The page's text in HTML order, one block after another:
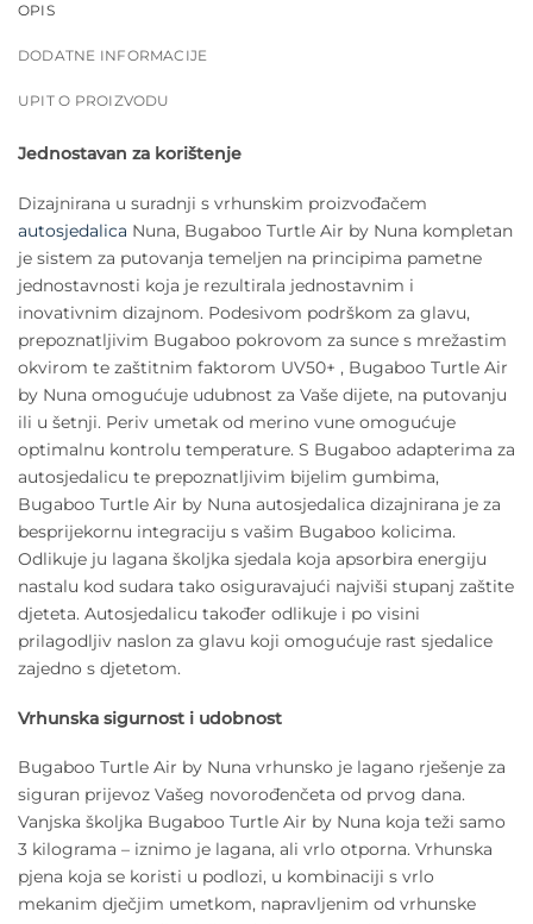
OPIS
DODATNE INFORMACIJE
UPIT O PROIZVODU
Jednostavan za korištenje
Dizajnirana u suradnji s vrhunskim proizvođačem
autosjedalica Nuna, Bugaboo Turtle Air by Nuna kompletan
je sistem za putovanja temeljen na principima pametne
jednostavnosti koja je rezultirala jednostavnim i
inovativnim dizajnom. Podesivom podrškom za glavu,
prepoznatljivim Bugaboo pokrovom za sunce s mrežastim
okvirom te zaštitnim faktorom UV50+ , Bugaboo Turtle Air
by Nuna omogućuje udubnost za Vaše dijete, na putovanju
ili u šetnji. Periv umetak od merino vune omogućuje
optimalnu kontrolu temperature. S Bugaboo adapterima za
autosjedalicu te prepoznatljivim bijelim gumbima,
Bugaboo Turtle Air by Nuna autosjedalica dizajnirana je za
besprijekornu integraciju s vašim Bugaboo kolicima.
Odlikuje ju lagana školjka sjedala koja apsorbira energiju
nastalu kod sudara tako osiguravajući najviši stupanj zaštite
djeteta. Autosjedalicu također odlikuje i po visini
prilagodljiv naslon za glavu koji omogućuje rast sjedalice
zajedno s djetetom.
Vrhunska sigurnost i udobnost
Bugaboo Turtle Air by Nuna vrhunsko je lagano rješenje za
siguran prijevoz Vašeg novorođenčeta od prvog dana.
Vanjska školjka Bugaboo Turtle Air by Nuna koja teži samo
3 kilograma – iznimo je lagana, ali vrlo otporna. Vrhunska
pjena koja se koristi u podlozi, u kombinaciji s vrlo
mekanim dječjim umetkom, napravljenim od vrhunske